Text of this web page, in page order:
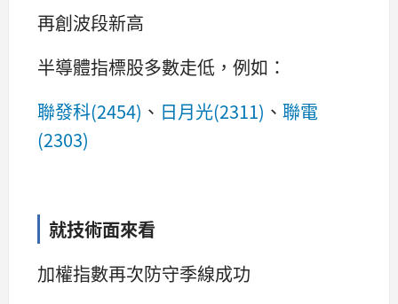
再創波段新高
半導體指標股多數走低，例如：
聯發科(2454) 、 日月光(2311) 、 聯電
(2303)
就技術面來看
加權指數再次防守季線成功